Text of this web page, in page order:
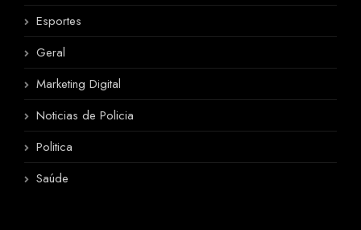
Esportes
Geral
Marketing Digital
Noticias de Policia
Politica
Saúde